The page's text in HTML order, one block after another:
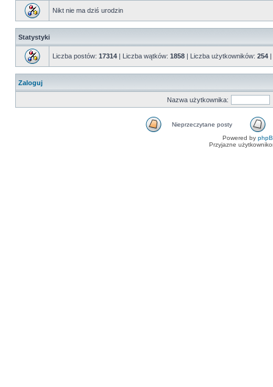
Nikt nie ma dziś urodzin
Statystyki
Liczba postów: 17314 | Liczba wątków: 1858 | Liczba użytkowników: 254
Zaloguj
Nazwa użytkownika:
Nieprzeczytane posty
Powered by
Przyjazne